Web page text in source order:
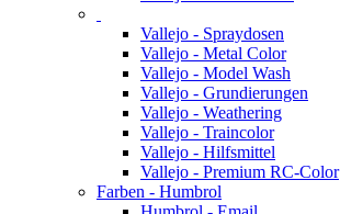
Vallejo - Spraydosen
Vallejo - Metal Color
Vallejo - Model Wash
Vallejo - Grundierungen
Vallejo - Weathering
Vallejo - Traincolor
Vallejo - Hilfsmittel
Vallejo - Premium RC-Color
Farben - Humbrol